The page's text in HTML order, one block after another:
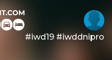
#iwd19 #iwddnipro